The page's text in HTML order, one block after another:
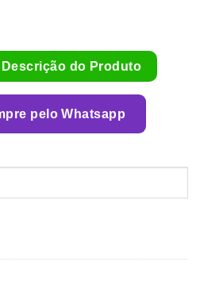
do Produto
pelo Whatsapp